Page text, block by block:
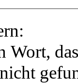
Wort,